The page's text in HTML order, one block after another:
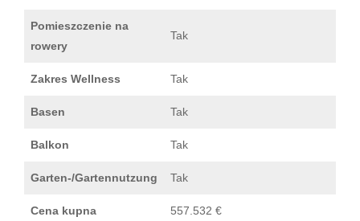
Pomieszczenie na
rowery
Tak
Zakres Wellness Tak
Basen Tak
Balkon Tak
Garten-/Gartennutzung Tak
Cena kupna 557.532 €